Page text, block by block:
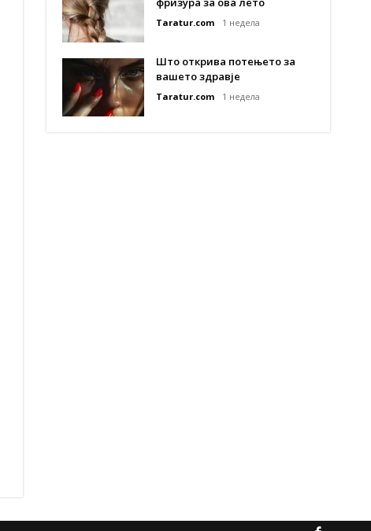
Taratur.com 1 недела
Што открива потењето за
вашето здравје
Taratur.com 1 недела